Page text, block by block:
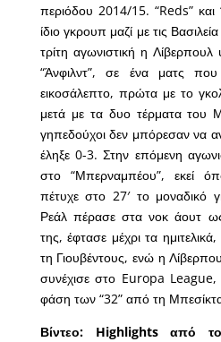
περιόδου 2014/15. “Reds”
ίδιο γκρουπ μαζί με τις
τρίτη αγωνιστική η
“Άνφιλντ”, σε ένα ματς
εικοσάλεπτο, πρώτα με το
μετά με τα δυο τέρματα του
γηπεδούχοι δεν μπόρεσαν να
έληξε 0-3. Στην επόμενη
στο “Μπερναμπέου”, εκεί
πέτυχε στο 27′ το μοναδικό
Ρεάλ πέρασε στα νοκ άουτ
της, έφτασε μέχρι τα
τη Γιουβέντους, ενώ η
συνέχισε στο Europa
φάση των “32” από τη
Βίντεο: Highlights από